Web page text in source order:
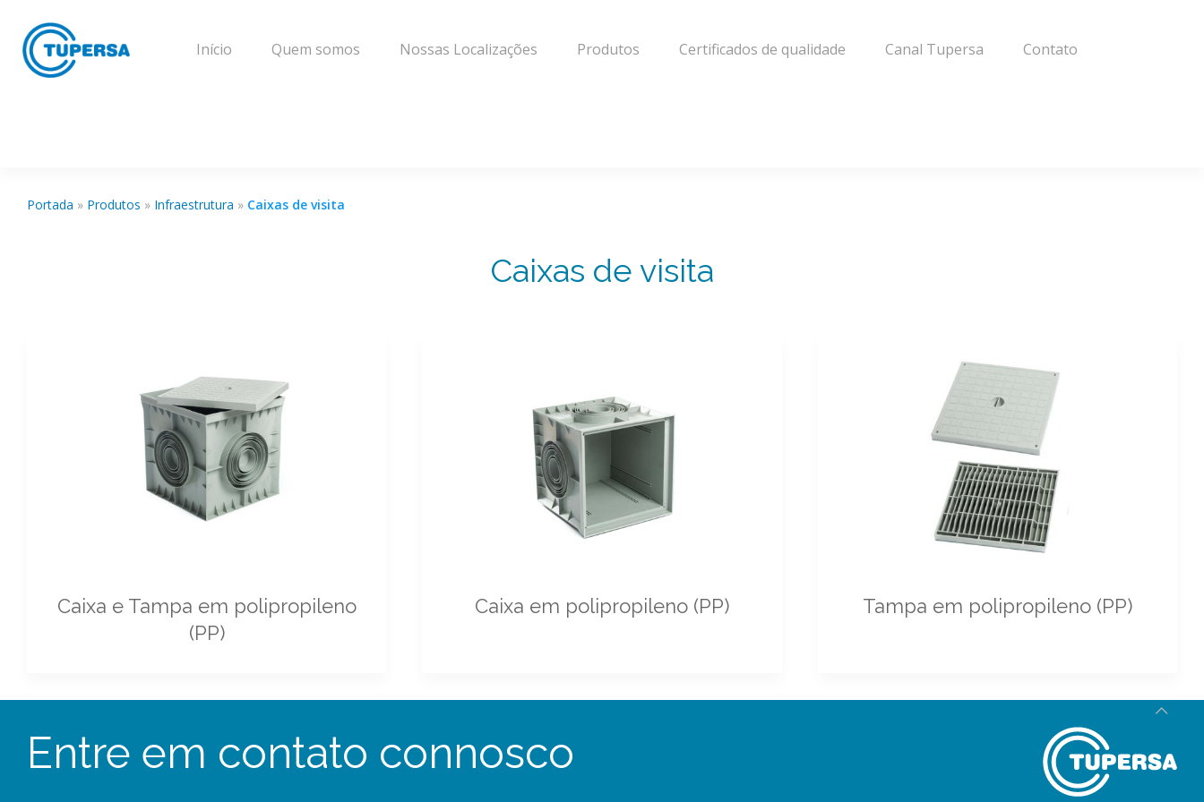
Início Quem somos Nossas Localizações Produtos Certificados de qualidade Canal Tupersa Contato
Portada » Produtos » Infraestrutura » Caixas de visita
Caixas de visita
Caixa e Tampa em polipropileno
(PP)
Caixa em polipropileno (PP) Tampa em polipropileno (PP)
Entre em contato connosco